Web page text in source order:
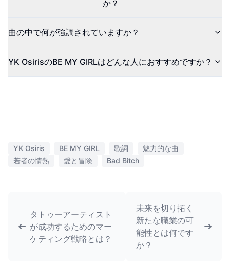
か？
曲の中で何が強調されていますか？
YK OsirisのBE MY GIRLはどんな人におすすめですか？
YK Osiris BE MY GIRL 歌詞
魅力的な曲
若者の情熱
愛と冒険 Bad Bitch
タトゥーアーティスト
が成功するためのマー
ケティング戦略とは？
未来を切り拓く
新たな職業の可
能性とは何です
か？